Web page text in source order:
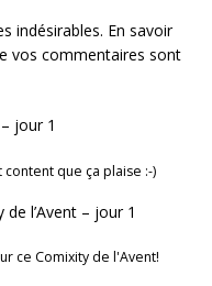
indésirables. En savoir
vos commentaires sont
jour 1
que ça plaise :-)
de l’Avent – jour 1
ce Comixity de l'Avent!